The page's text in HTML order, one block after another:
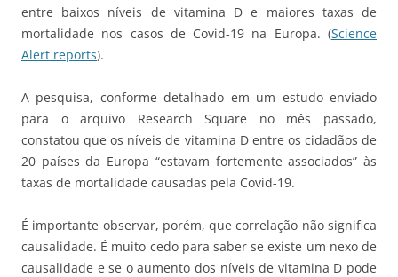
entre baixos níveis de vitamina D e maiores taxas de
mortalidade nos casos de Covid-19 na Europa. (Science
Alert reports).
A pesquisa, conforme detalhado em um estudo enviado
para o arquivo Research Square no mês passado,
constatou que os níveis de vitamina D entre os cidadãos de
20 países da Europa “estavam fortemente associados” às
taxas de mortalidade causadas pela Covid-19.
É importante observar, porém, que correlação não significa
causalidade. É muito cedo para saber se existe um nexo de
causalidade e se o aumento dos níveis de vitamina D pode